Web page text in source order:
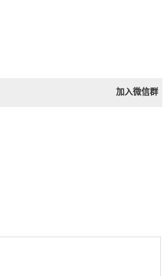
加入微信群